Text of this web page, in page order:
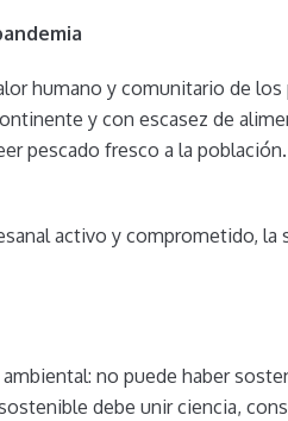
humano y comunitario de
y con escasez de
pescado fresco a la
activo y comprometido, la
ambiental: no puede haber
debe unir ciencia,